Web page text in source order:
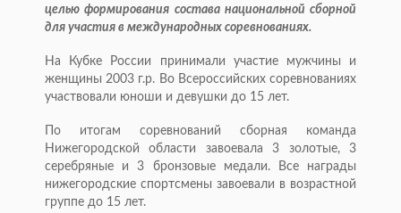
целью формирования состава национальной сборной
для участия в международных соревнованиях.
На Кубке России принимали участие мужчины и
женщины 2003 г.р. Во Всероссийских соревнованиях
участвовали юноши и девушки до 15 лет.
По итогам соревнований сборная команда
Нижегородской области завоевала 3 золотые, 3
серебряные и 3 бронзовые медали. Все награды
нижегородские спортсмены завоевали в возрастной
группе до 15 лет.